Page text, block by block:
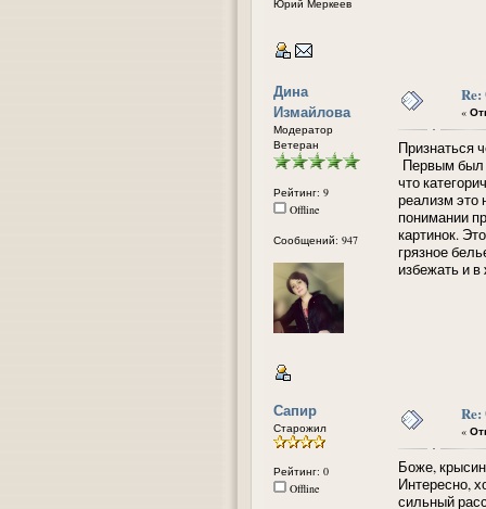
Юрий Меркеев
Дина
Измайлова
Модератор
Ветеран
Рейтинг: 9
Offline
Сообщений: 947
«
Признаться
Первым был
что
реализм это
понимании
картинок.
грязное
избежать и в
Сапир
Старожил
Рейтинг: 0
Offline
«
Боже,
Интересно,
сильный